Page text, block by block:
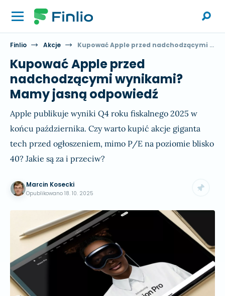
Finlio Akcje Kupować Apple przed nadchodzącymi wynikami? Mamy jasną odpowiedź
Kupować Apple przed
nadchodzącymi wynikami?
Mamy jasną odpowiedź
Apple publikuje wyniki Q4 roku fiskalnego 2025 w
końcu października. Czy warto kupić akcje giganta
tech przed ogłoszeniem, mimo P/E na poziomie blisko
40? Jakie są za i przeciw?
Marcin Kosecki
Opublikowano 18. 10. 2025